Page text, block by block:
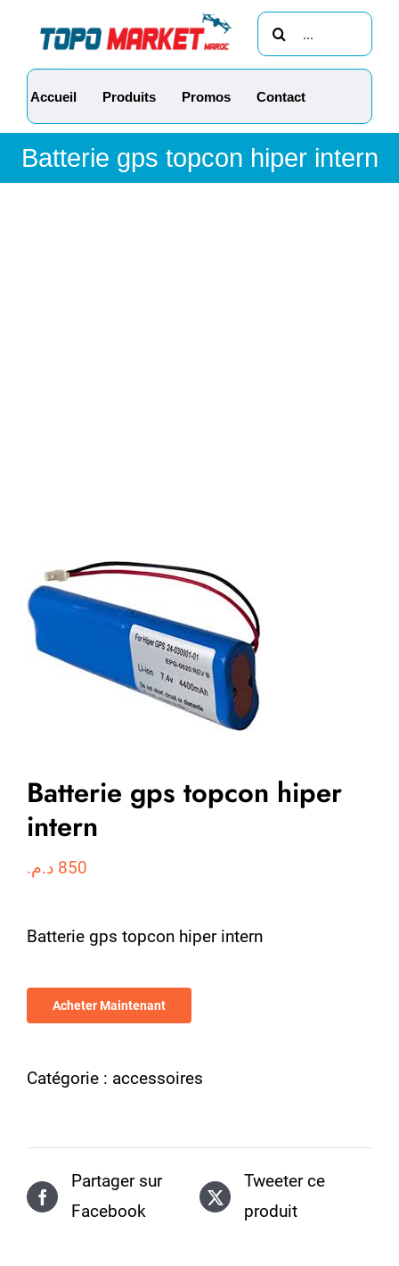
contenu
Rechercher:
Accueil Produits Promos Contact
Batterie gps topcon hiper intern
Batterie gps topcon hiper
intern
850 د.م.
Batterie gps topcon hiper intern
Acheter Maintenant
Catégorie : accessoires
Partager sur
Facebook
Tweeter ce
produit